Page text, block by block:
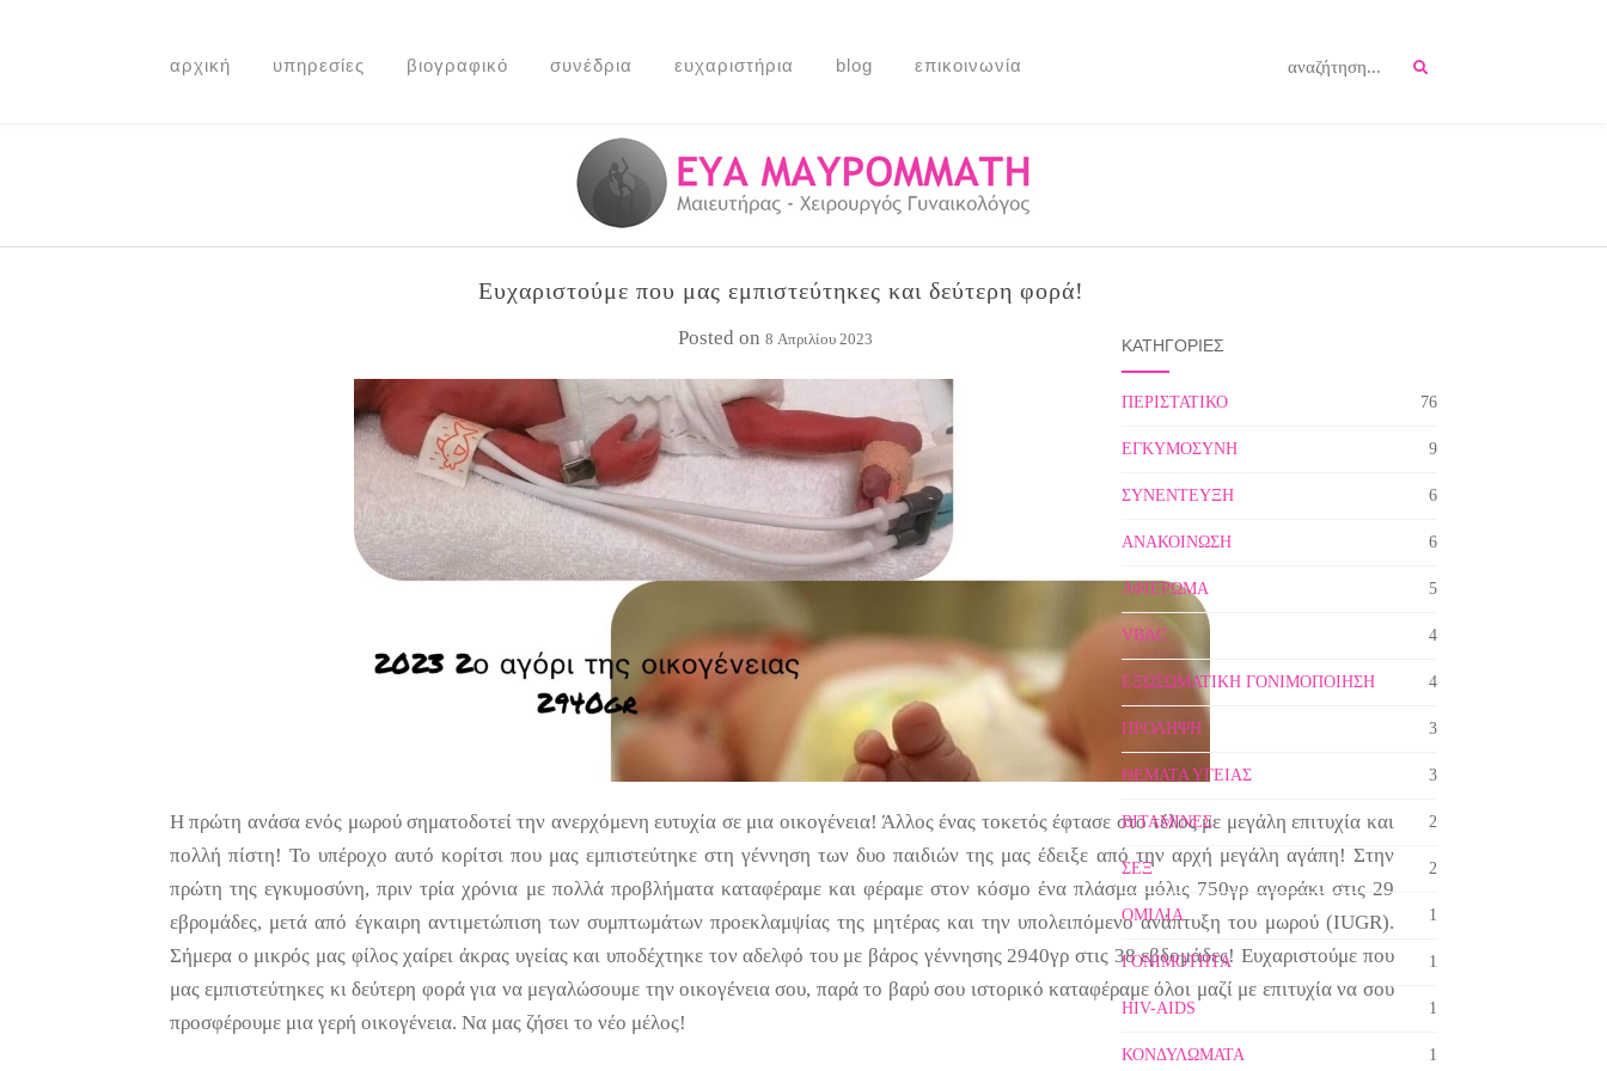
αρχική υπηρεσίες βιογραφικό συνέδρια ευχαριστήρια blog επικοινωνία
Ευχαριστούμε που μας εμπιστεύτηκες και δεύτερη φορά!
Posted on8 Απριλίου 2023
Η πρώτη ανάσα ενός μωρού σηματοδοτεί την ανερχόμενη ευτυχία σε μια οικογένεια! Άλλος ένας τοκετός έφτασε στο τέλος με μεγάλη επιτυχία και
πολλή πίστη! Το υπέροχο αυτό κορίτσι που μας εμπιστεύτηκε στη γέννηση των δυο παιδιών της μας έδειξε από την αρχή μεγάλη αγάπη! Στην
πρώτη της εγκυμοσύνη, πριν τρία χρόνια με πολλά προβλήματα καταφέραμε και φέραμε στον κόσμο ένα πλάσμα μόλις 750γρ αγοράκι στις 29
εβρομάδες, μετά από έγκαιρη αντιμετώπιση των συμπτωμάτων προεκλαμψίας της μητέρας και την υπολειπόμενο ανάπτυξη του μωρού (IUGR).
Σήμερα ο μικρός μας φίλος χαίρει άκρας υγείας και υποδέχτηκε τον αδελφό του με βάρος γέννησης 2940γρ στις 38 εβδομάδες! Ευχαριστούμε που
μας εμπιστεύτηκες κι δεύτερη φορά για να μεγαλώσουμε την οικογένεια σου, παρά το βαρύ σου ιστορικό καταφέραμε όλοι μαζί με επιτυχία να σου
προσφέρουμε μια γερή οικογένεια. Να μας ζήσει το νέο μέλος!
ΚΑΤΗΓΟΡΙΕΣ
ΠΕΡΙΣΤΑΤΙΚΟ 76
ΕΓΚΥΜΟΣΥΝΗ 9
ΣΥΝΕΝΤΕΥΞΗ 6
ΑΝΑΚΟΙΝΩΣΗ 6
ΑΦΙΕΡΩΜΑ 5
VBAC 4
ΕΞΩΣΩΜΑΤΙΚΗ ΓΟΝΙΜΟΠΟΙΗΣΗ 4
ΠΡΟΛΗΨΗ 3
ΘΕΜΑΤΑ ΥΓΕΙΑΣ 3
ΒΙΤΑΜΙΝΕΣ 2
ΣΕΞ 2
ΟΜΙΛΙΑ 1
ΓΟΝΙΜΟΤΗΤΑ 1
HIV-AIDS 1
ΚΟΝΔΥΛΩΜΑΤΑ 1